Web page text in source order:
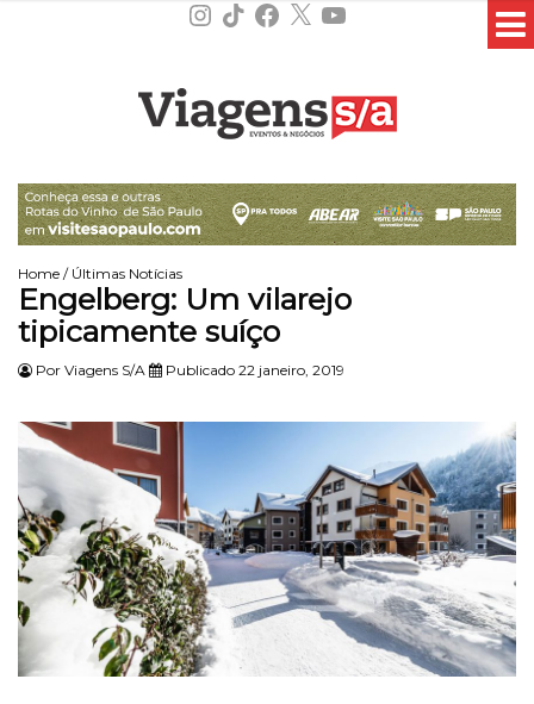
Instagram
TikTokFacebook
X YouTube
Home / Últimas Notícias
Engelberg: Um vilarejo
tipicamente suíço
Por Viagens S/A Publicado 22 janeiro, 2019